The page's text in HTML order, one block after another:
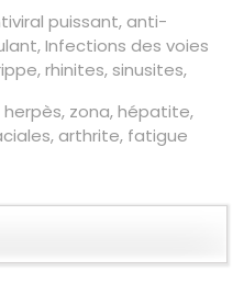
puissant, anti-
Infections des voies
rhinites, sinusites,
zona, hépatite,
arthrite, fatigue